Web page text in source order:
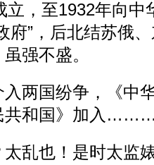
立，至1932年向中
府”，后北结苏俄
强不盛。
两国纷争，《中
共和国》加入
乱也！是时太监